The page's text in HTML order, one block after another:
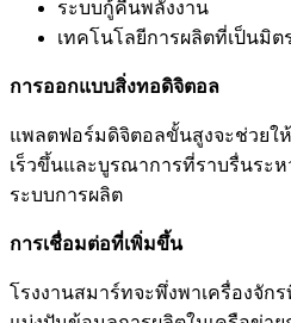
ระบบกู้คืนพลังงาน
เทคโนโลยีการผลิตที่เป็นมิต
การออกแบบสิ่งทอดิจิตอล
แพลตฟอร์มดิจิตอลขั้นสูงจะช่วยใ
เร็วขึ้นและบูรณาการที่ราบรื่นระ
ระบบการผลิต
การเชื่อมต่อที่เพิ่มขึ้น
โรงงานสมาร์ทจะพึ่งพาเครื่องจัก